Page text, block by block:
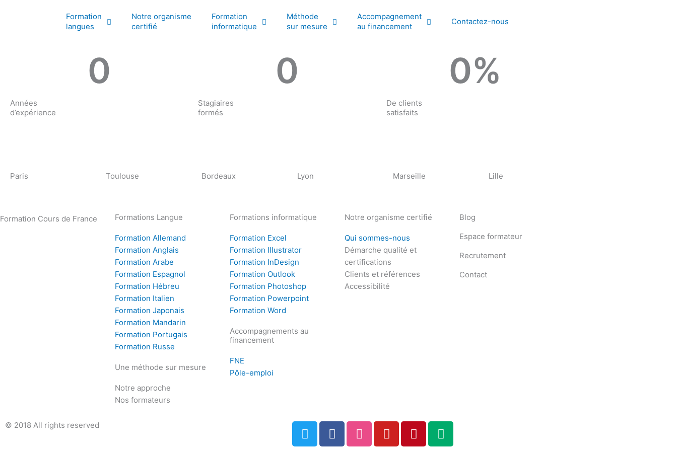
Formation
langues
Notre organisme
certifié
Formation
informatique
Méthode
sur mesure
Accompagnement
au financement
Contactez-nous
0
Années
d’expérience
0
Stagiaires
formés
0%
De clients
satisfaits
Paris Toulouse Bordeaux Lyon Marseille Lille
Formation Cours de France Formations Langue
Formation Allemand
Formation Anglais
Formation Arabe
Formation Espagnol
Formation Hébreu
Formation Italien
Formation Japonais
Formation Mandarin
Formation Portugais
Formation Russe
Une méthode sur mesure
Notre approche
Nos formateurs
Formations informatique
Formation Excel
Formation Illustrator
Formation InDesign
Formation Outlook
Formation Photoshop
Formation Powerpoint
Formation Word
Accompagnements au
financement
FNE
Pôle-emploi
Notre organisme certifié
Qui sommes-nous
Démarche qualité et
certifications
Clients et références
Accessibilité
Blog
Espace formateur
Recrutement
Contact
© 2018 All rights reserved
T
w
F
a
D
r
Y
o
P
i
M
e